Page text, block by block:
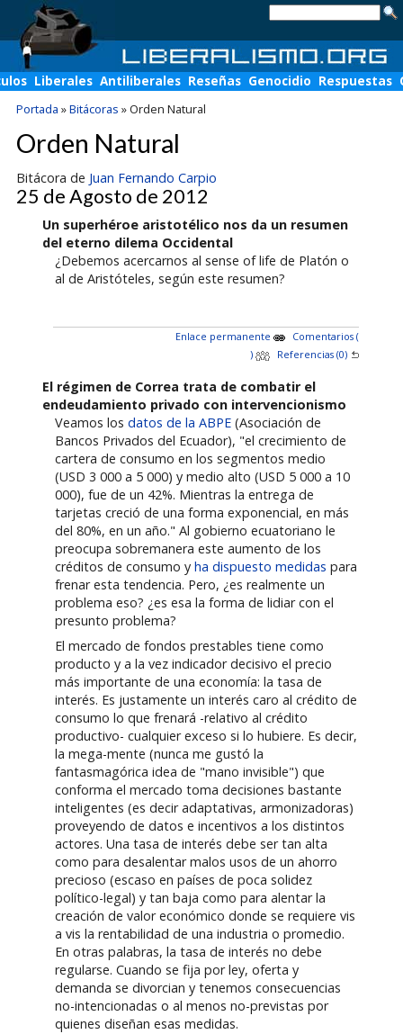
Liberales Antiliberales Reseñas Genocidio Respuestas
Portada »Bitácoras »Orden Natural
Orden Natural
Bitácora de Juan Fernando Carpio
25 de Agosto de 2012
Un superhéroe aristotélico nos da un resumen
del eterno dilema Occidental
¿Debemos acercarnos al sense of life de Platón o
al de Aristóteles, según este resumen?
Enlace permanente
Comentarios (
)
Referencias (0)
El régimen de Correa trata de combatir el
endeudamiento privado con intervencionismo
Veamos losdatos de la ABPE (Asociación de
Bancos Privados del Ecuador), "el crecimiento de
cartera de consumo en los segmentos medio
(USD 3 000 a 5 000) y medio alto (USD 5 000 a 10
000), fue de un 42%. Mientras la entrega de
tarjetas creció de una forma exponencial, en más
del 80%, en un año." Al gobierno ecuatoriano le
preocupa sobremanera este aumento de los
créditos de consumo yha dispuesto medidas para
frenar esta tendencia. Pero, ¿es realmente un
problema eso? ¿es esa la forma de lidiar con el
presunto problema?
El mercado de fondos prestables tiene como
producto y a la vez indicador decisivo el precio
más importante de una economía: la tasa de
interés. Es justamente un interés caro al crédito de
consumo lo que frenará -relativo al crédito
productivo- cualquier exceso si lo hubiere. Es decir,
la mega-mente (nunca me gustó la
fantasmagórica idea de "mano invisible") que
conforma el mercado toma decisiones bastante
inteligentes (es decir adaptativas, armonizadoras)
proveyendo de datos e incentivos a los distintos
actores. Una tasa de interés debe ser tan alta
como para desalentar malos usos de un ahorro
precioso (escaso en países de poca solidez
político-legal) y tan baja como para alentar la
creación de valor económico donde se requiere vis
a vis la rentabilidad de una industria o promedio.
En otras palabras, la tasa de interés no debe
regularse. Cuando se fija por ley, oferta y
demanda se divorcian y tenemos consecuencias
no-intencionadas o al menos no-previstas por
quienes diseñan esas medidas.